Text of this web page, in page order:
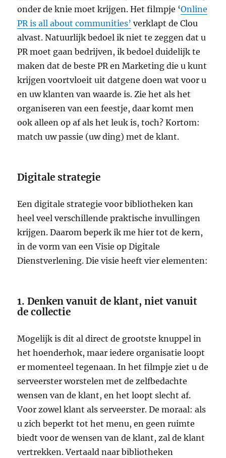
onder de knie moet krijgen. Het filmpje ‘Online
PR is all about communities’ verklapt de Clou
alvast. Natuurlijk bedoel ik niet te zeggen dat u
PR moet gaan bedrijven, ik bedoel duidelijk te
maken dat de beste PR en Marketing die u kunt
krijgen voortvloeit uit datgene doen wat voor u
en uw klanten van waarde is. Zie het als het
organiseren van een feestje, daar komt men
ook alleen op af als het leuk is, toch? Kortom:
match uw passie (uw ding) met de klant.
Digitale strategie
Een digitale strategie voor bibliotheken kan
heel veel verschillende praktische invullingen
krijgen. Daarom beperk ik me hier tot de kern,
in de vorm van een Visie op Digitale
Dienstverlening. Die visie heeft vier elementen:
1. Denken vanuit de klant, niet vanuit
de collectie
Mogelijk is dit al direct de grootste knuppel in
het hoenderhok, maar iedere organisatie loopt
er momenteel tegenaan. In het filmpje ziet u de
serveerster worstelen met de zelfbedachte
wensen van de klant, en het loopt slecht af.
Voor zowel klant als serveerster. De moraal: als
u zich beperkt tot het menu, en geen ruimte
biedt voor de wensen van de klant, zal de klant
vertrekken. Vertaald naar bibliotheken